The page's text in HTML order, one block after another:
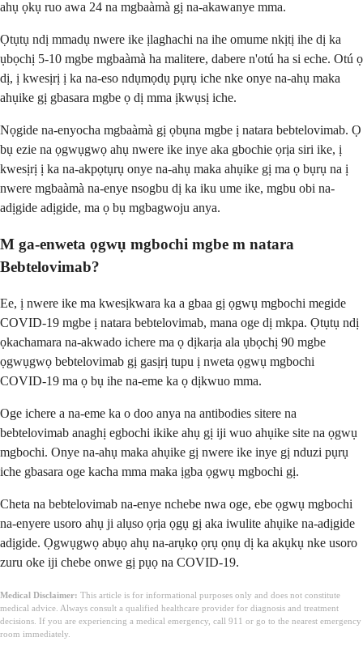
ahụ ọkụ ruo awa 24 na mgbaàmà gị na-akawanye mma.
Ọtụtụ ndị mmadụ nwere ike ịlaghachi na ihe omume nkịtị ihe dị ka
ụbọchị 5-10 mgbe mgbaàmà ha malitere, dabere n'otú ha si eche. Otú ọ
dị, ị kwesịrị ị ka na-eso ndụmọdụ pụrụ iche nke onye na-ahụ maka
ahụike gị gbasara mgbe ọ dị mma ịkwụsị iche.
Nọgide na-enyocha mgbaàmà gị ọbụna mgbe ị natara bebtelovimab. Ọ
bụ ezie na ọgwụgwọ ahụ nwere ike inye aka gbochie ọrịa siri ike, ị
kwesịrị ị ka na-akpọtụrụ onye na-ahụ maka ahụike gị ma ọ bụrụ na ị
nwere mgbaàmà na-enye nsogbu dị ka iku ume ike, mgbu obi na-
adịgide adịgide, ma ọ bụ mgbagwoju anya.
M ga-enweta ọgwụ mgbochi mgbe m natara
Bebtelovimab?
Ee, ị nwere ike ma kwesịkwara ka a gbaa gị ọgwụ mgbochi megide
COVID-19 mgbe ị natara bebtelovimab, mana oge dị mkpa. Ọtụtụ ndị
ọkachamara na-akwado ichere ma ọ dịkarịa ala ụbọchị 90 mgbe
ọgwụgwọ bebtelovimab gị gasịrị tupu ị nweta ọgwụ mgbochi
COVID-19 ma ọ bụ ihe na-eme ka ọ dịkwuo mma.
Oge ichere a na-eme ka o doo anya na antibodies sitere na
bebtelovimab anaghị egbochi ikike ahụ gị iji wuo ahụike site na ọgwụ
mgbochi. Onye na-ahụ maka ahụike gị nwere ike inye gị nduzi pụrụ
iche gbasara oge kacha mma maka ịgba ọgwụ mgbochi gị.
Cheta na bebtelovimab na-enye nchebe nwa oge, ebe ọgwụ mgbochi
na-enyere usoro ahụ ji alụso ọrịa ọgụ gị aka iwulite ahụike na-adịgide
adịgide. Ọgwụgwọ abụọ ahụ na-arụkọ ọrụ ọnụ dị ka akụkụ nke usoro
zuru oke iji chebe onwe gị pụọ na COVID-19.
Medical Disclaimer: This article is for informational purposes only and does not constitute
medical advice. Always consult a qualified healthcare provider for diagnosis and treatment
decisions. If you are experiencing a medical emergency, call 911 or go to the nearest emergency
room immediately.